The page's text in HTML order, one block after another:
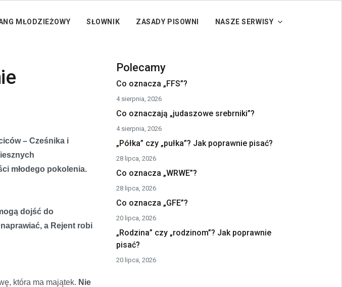
MŁODZIEŻOWY SŁOWNIK ZASADY PISOWNI NASZE SERWISY
– Cześnika i
młodego pokolenia.
dojść do
a Rejent robi
która ma majątek. Nie
Polecamy
Co oznacza „FFS”?
4 sierpnia, 2026
Co oznaczają „judaszowe srebrniki”?
4 sierpnia, 2026
„Półka” czy „pułka”? Jak poprawnie pisać?
28 lipca, 2026
Co oznacza „WRWE”?
28 lipca, 2026
Co oznacza „GFE”?
20 lipca, 2026
„Rodzina” czy „rodzinom”? Jak poprawnie
pisać?
20 lipca, 2026